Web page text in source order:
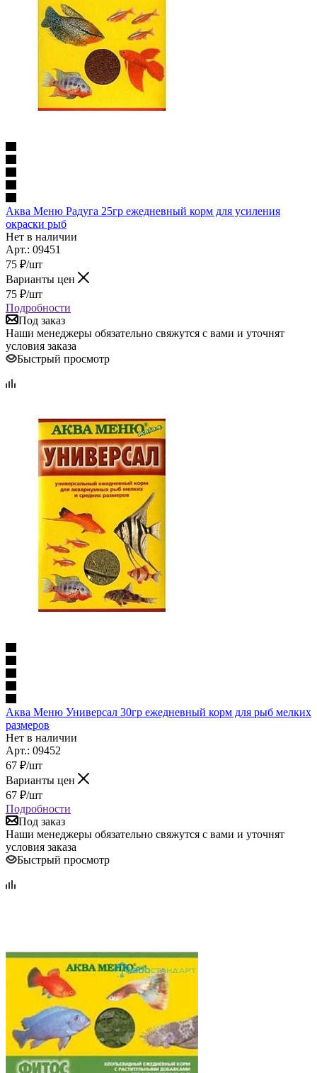
Аква Меню Радуга 25гр ежедневный корм для усиления
окраски рыб
Нет в наличии
Арт.: 09451
75 ₽/шт
Варианты цен
75 ₽/шт
Подробности
Под заказ
Наши менеджеры обязательно свяжутся с вами и уточнят
условия заказа
Быстрый просмотр
Аква Меню Универсал 30гр ежедневный корм для рыб мелких
размеров
Нет в наличии
Арт.: 09452
67 ₽/шт
Варианты цен
67 ₽/шт
Подробности
Под заказ
Наши менеджеры обязательно свяжутся с вами и уточнят
условия заказа
Быстрый просмотр